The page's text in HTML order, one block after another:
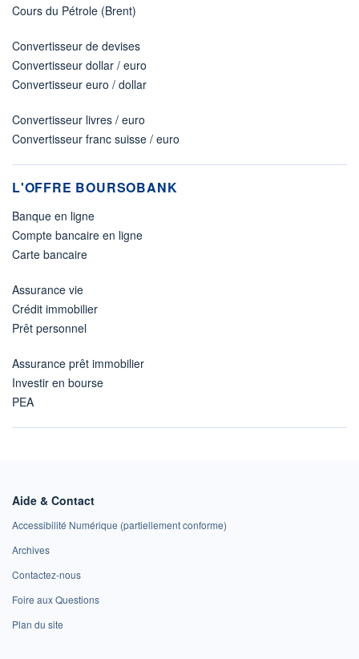
Cours du Pétrole (Brent)
Convertisseur de devises
Convertisseur dollar / euro
Convertisseur euro / dollar
Convertisseur livres / euro
Convertisseur franc suisse / euro
L'OFFRE BOURSOBANK
Banque en ligne
Compte bancaire en ligne
Carte bancaire
Assurance vie
Crédit immobilier
Prêt personnel
Assurance prêt immobilier
Investir en bourse
PEA
Aide & Contact
Accessibilité Numérique (partiellement conforme)
Archives
Contactez-nous
Foire aux Questions
Plan du site